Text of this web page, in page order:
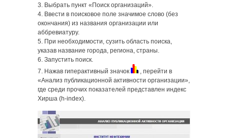
3. Выбрать пункт «Поиск организаций».
4. Ввести в поисковое поле значимое слово (без
окончания) из названия организации или
аббревиатуру.
5. При необходимости, сузить область поиска,
указав название города, региона, страны.
6. Запустить поиск.
7. Нажав гиперактивный значок
, перейти в
«Анализ публикационной активности организации»,
где среди прочих показателей представлен индекс
Хирша (h-index).